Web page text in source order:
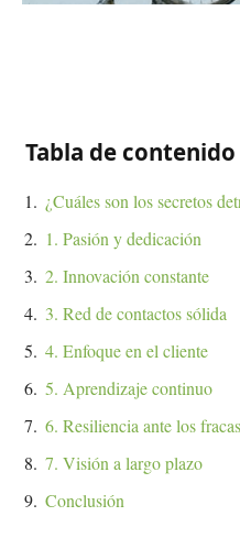
Tabla de contenido
¿Cuáles son los secretos
1. Pasión y dedicación
2. Innovación constante
3. Red de contactos sólida
4. Enfoque en el cliente
5. Aprendizaje continuo
6. Resiliencia ante los
7. Visión a largo plazo
Conclusión